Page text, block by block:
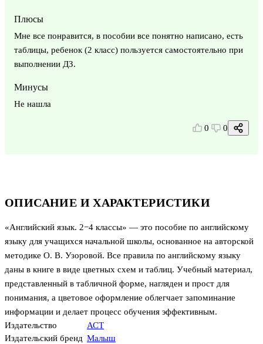
ОПИСАНИЕ И ХАРАКТЕРИСТИКИ
«Английский язык. 2−4 классы» — это пособие по английскому
языку для учащихся начальной школы, основанное на авторской
методике О. В. Узоровой. Все правила по английскому языку
даны в книге в виде цветных схем и таблиц. Учебный материал,
представленный в табличной форме, нагляден и прост для
понимания, а цветовое оформление облегчает запоминание
информации и делает процесс обучения эффективным.
Издательство
АСТ
Издательский бренд Малыш
Плюсы
Мне все понравится, в пособии все понятно написано, есть
таблицы, ребенок (2 класс) пользуется самостоятельно при
выполнении ДЗ.
Минусы
Не нашла
0 0